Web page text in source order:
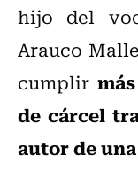
hijo del
Arauco
cumplir
de cárcel
autor de